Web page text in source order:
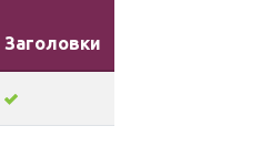
Заголовки